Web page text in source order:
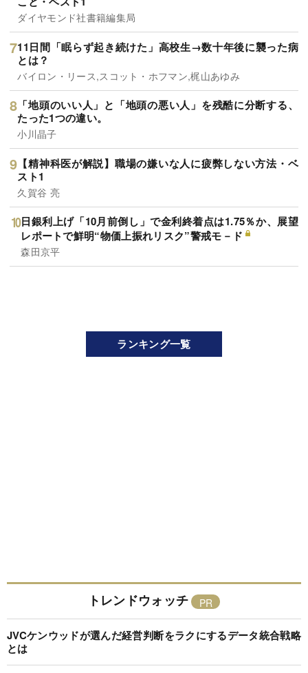
ダイヤモンド社書籍編集局
11日間「眠らず起き続けた」高校生→数十年後に襲った病
とは？
バイロン・リース,スコット・ホフマン,梶山あゆみ
「地頭のいい人」と「地頭の悪い人」を残酷に分断する、
たった1つの違い。
小川晶子
【精神科医が解説】職場の嫌いな人に疲弊しない方法・ベ
スト1
久賀谷 亮
日銀利上げ「10月前倒し」で金利終着点は1.75％か、展望
レポートで鮮明“物価上振れリスク”警戒モ－ド
森田京平
ランキング一覧
トレンドウォッチ
JVCケンウッドが選んだ経営判断をラクにするデータ統合戦略
とは